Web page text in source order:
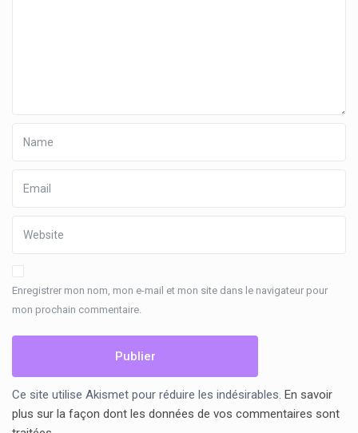
Enregistrer mon nom, mon e-mail et mon site dans le navigateur pour
mon prochain commentaire.
Ce site utilise Akismet pour réduire les indésirables.En savoir
plus sur la façon dont les données de vos commentaires sont